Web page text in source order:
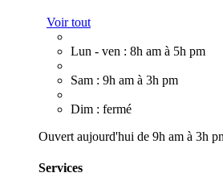
Voir tout
Lun - ven : 8h am à 5h pm
Sam : 9h am à 3h pm
Dim : fermé
Ouvert aujourd'hui de 9h am à 3h
Services